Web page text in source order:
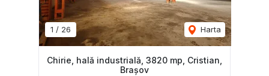
1 / 26 Harta
Chirie, hală industrială, 3820 mp, Cristian,
Brașov